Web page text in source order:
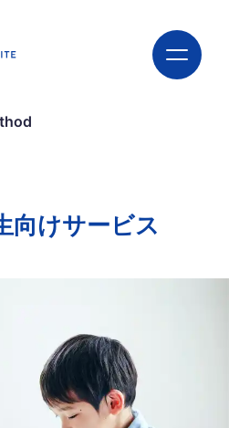
向けサービス